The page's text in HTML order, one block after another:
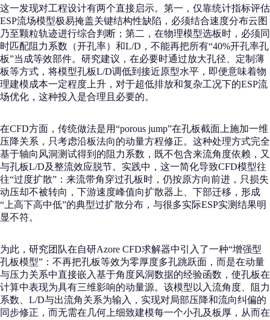
这一发现对工程设计有两个直接启示。第一，仅靠统计指标评估
ESP流场模型极易掩盖关键结构性缺陷，必须结合速度分布云图
乃至颗粒轨迹进行综合判断；第二，在物理模型选板时，必须同
时匹配阻力系数（开孔率）和L/D，不能再把所有“40%开孔率孔
板”当成等效部件。研究建议，在必要时通过放大孔径、定制薄
板等方式，将模型孔板L/D调低到接近原型水平，即便意味着物
理建模成本一定程度上升，对于超低排放和复杂工况下的ESP流
场优化，这种投入是合理且必要的。
在CFD方面，传统做法是用“porous jump”在孔板截面上施加一维
压降关系，只考虑沿板法向的动量方程修正。这种处理方式完全
基于轴向风洞测试得到的阻力系数，既不包含来流角度依赖，又
与孔板L/D及整流效应脱节。实践中，这一简化导致CFD模型往
往“过度扩散”：来流带角穿过孔板时，仍按原方向前进，只损失
动压却不被转向，下游速度峰值向扩散器上、下部迁移，形成
“上高下高中低”的典型过扩散分布，与很多实际ESP实测结果明
显不符。
为此，研究团队在自研Azore CFD求解器中引入了一种“增强型
孔板模型”：不再把孔板等效为零厚度多孔跳跃面，而是在动量
与压力关系中直接嵌入基于角度风洞数据的经验函数，使孔板在
计算中表现为具有三维影响的动量源。该模型以入流角度、阻力
系数、L/D与出流角关系为输入，实现对局部压降和流向纠偏的
同步修正，而无需在几何上细致建模每一个小孔及板厚，从而在